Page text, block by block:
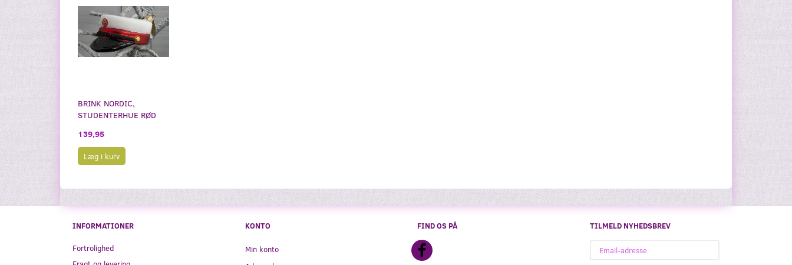
BRINK NORDIC,
STUDENTERHUE RØD
139,95
Læg i kurv
INFORMATIONER
Fortrolighed
KONTO
Min konto
FIND OS PÅ
TILMELD NYHEDSBREV
adresse